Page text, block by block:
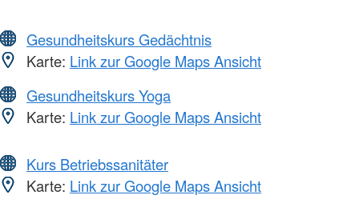
Gesundheitskurs Gedächtnis
Karte: Link zur Google Maps Ansicht
Gesundheitskurs Yoga
Karte: Link zur Google Maps Ansicht
Kurs Betriebssanitäter
Karte: Link zur Google Maps Ansicht